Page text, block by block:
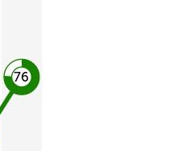
76